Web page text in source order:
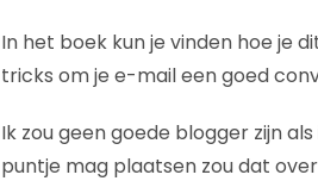
In het boek kun je vinden hoe je
tricks om je e-mail een goed
Ik zou geen goede blogger zijn
puntje mag plaatsen zou dat